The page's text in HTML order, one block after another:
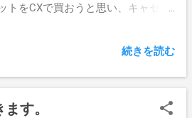
トをCXで買おうと思い、キャセイ
ケットを販売できるが、国内線だ
場合にはキャセイの便名で購入で
機乗るときにアジアマイルに登
続きを読む
す。